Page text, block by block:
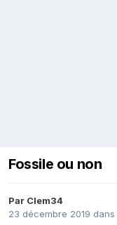
Fossile ou non
Par Clem34
23 décembre 2019 dans